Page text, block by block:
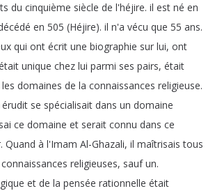
du cinquième siècle de l'héjire. il est né en
en 505 (Héjire). il n'a vécu que 55 ans.
qui ont écrit une biographie sur lui, ont
unique chez lui parmi ses pairs, était
les domaines de la connaissances religieuse.
érudit se spécialisait dans un domaine
ce domaine et serait connu dans ce
. Quand à l'Imam Al-Ghazali, il maîtrisais tous
connaissances religieuses, sauf un.
et de la pensée rationnelle était